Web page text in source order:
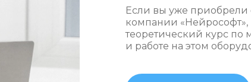
Если вы уже приобрели
компании
теоретический курс по
и работе на этом